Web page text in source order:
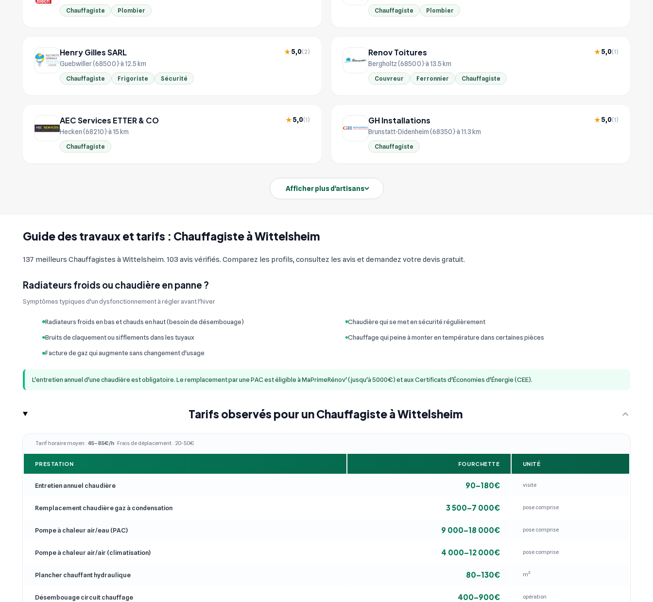
Guide des travaux et tarifs : Chauffagiste à Wittelsheim
137 meilleurs Chauffagistes à Wittelsheim. 103 avis vérifiés. Comparez les profils, consultez les avis et demandez votre devis gratuit.
Radiateurs froids ou chaudière en panne ?
Symptômes typiques d'un dysfonctionnement à régler avant l'hiver
Radiateurs froids en bas et chauds en haut (besoin de désembouage) Chaudière qui se met en sécurité régulièrement
Bruits de claquement ou sifflements dans les tuyaux Chauffage qui peine à monter en température dans certaines pièces
Facture de gaz qui augmente sans changement d'usage
L'entretien annuel d'une chaudière est obligatoire. Le remplacement par une PAC est éligible à MaPrimeRénov' (jusqu'à 5000€) et aux Certificats d'Économies d'Énergie (CEE).
Tarifs observés pour un Chauffagiste à Wittelsheim
Tarif horaire moyen :45–85€/h · Frais de déplacement : 20-50€
PRESTATION FOURCHETTE UNITÉ
Entretien annuel chaudière 90–180€ visite
Remplacement chaudière gaz à condensation 3 500–7 000€ pose comprise
Pompe à chaleur air/eau (PAC) 9 000–18 000€ pose comprise
Pompe à chaleur air/air (climatisation) 4 000–12 000€ pose comprise
Plancher chauffant hydraulique 80–130€ m²
Désembouage circuit chauffage 400–900€ opération
Chauffagiste Plombier Chauffagiste Plombier
Henry Gilles SARL ★5,0(2)
Guebwiller (68500) à 12.5 km
Chauffagiste Frigoriste Sécurité
Renov Toitures ★5,0(1)
Bergholtz (68500) à 13.5 km
Couvreur Ferronnier Chauffagiste
AEC Services ETTER & CO ★5,0(1)
Hecken (68210) à 15 km
Chauffagiste
GH Installations ★5,0(1)
Brunstatt-Didenheim (68350) à 11.3 km
Chauffagiste
Afficher plus d'artisans